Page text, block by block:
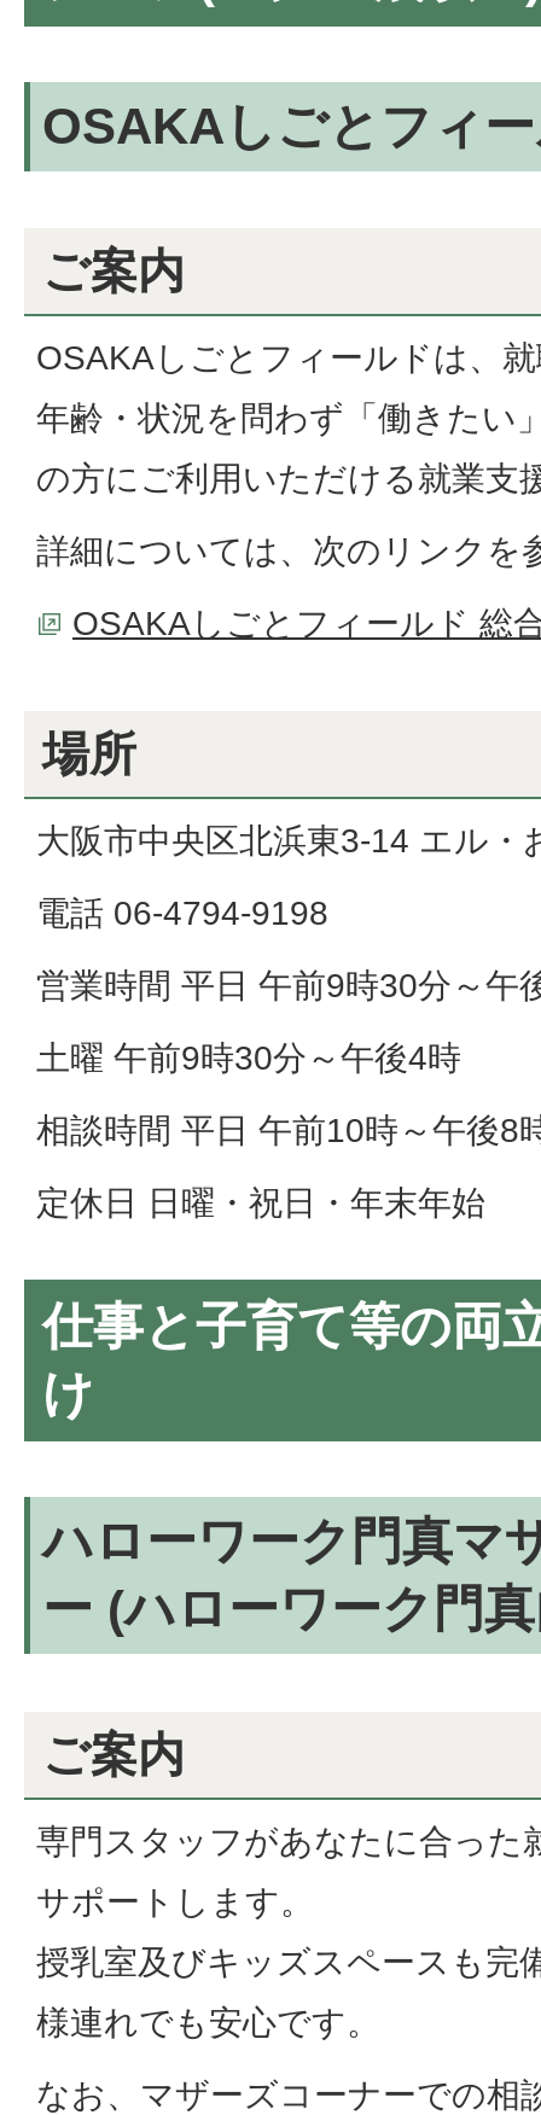
OSAKAしごとフィ
ご案内
OSAKAしごとフィールドは、
年齢・状況を問わず「働きたい
の方にご利用いただける就業支
詳細については、次のリンクを
OSAKAしごとフィールド 総
場所
大阪市中央区北浜東3-14 エル・
電話 06-4794-9198
営業時間 平日 午前9時30分～午
土曜 午前9時30分～午後4時
相談時間 平日 午前10時～午後8
定休日 日曜・祝日・年末年始
仕事と子育て等の両
け
ハローワーク門真マ
ー (ハローワーク門
ご案内
専門スタッフがあなたに合った
サポートします。
授乳室及びキッズスペースも完
様連れでも安心です。
なお、マザーズコーナーでの相